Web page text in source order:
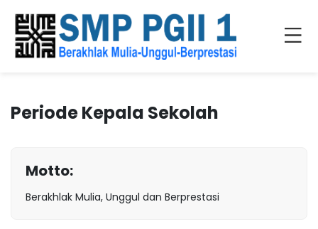
Periode Kepala Sekolah
Motto:
Berakhlak Mulia, Unggul dan Berprestasi